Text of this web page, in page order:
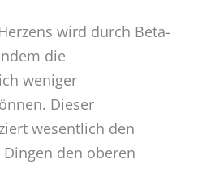
wird durch Beta-
die
weniger
Dieser
wesentlich den
den oberen